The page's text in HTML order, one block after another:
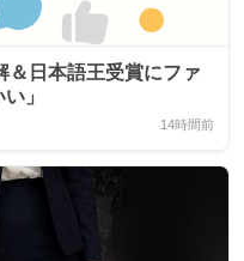
日本語王受賞にファ
」
14時間前